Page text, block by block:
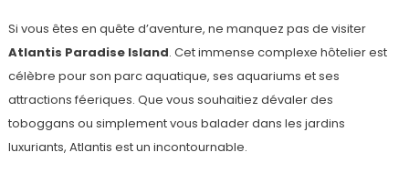
Si vous êtes en quête d’aventure, ne manquez pas de visiter
Atlantis Paradise Island. Cet immense complexe hôtelier est
célèbre pour son parc aquatique, ses aquariums et ses
attractions féeriques. Que vous souhaitiez dévaler des
toboggans ou simplement vous balader dans les jardins
luxuriants, Atlantis est un incontournable.